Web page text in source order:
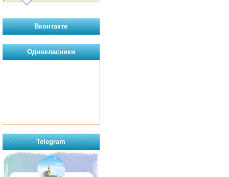
Вконтакте
Однокласники
Telegram